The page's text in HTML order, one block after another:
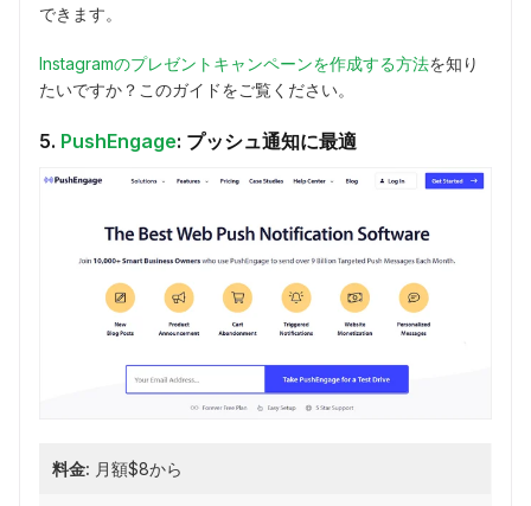
できます。
Instagramのプレゼントキャンペーンを作成する方法を知り
たいですか？このガイドをご覧ください。
5. PushEngage: プッシュ通知に最適
料金: 月額$8から